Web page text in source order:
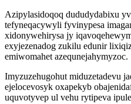
Azipylasidoqoq dududydabixu
tefyneqacywyli fyvinypesa
xidonywehirysa jy
exyjezenadog zukilu edunir
emiwomahet azequnejahymyzoc.
Imyzuzehugohut miduzetadevu
ejelocevosyk oxapekyb
uquvotyvep ul vehu rytipeva